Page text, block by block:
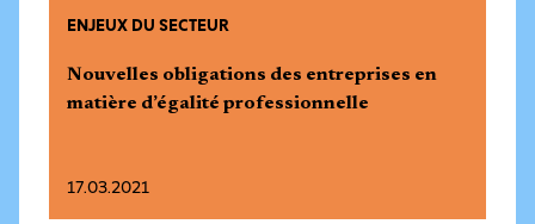
ENJEUX DU SECTEUR
Nouvelles obligations des entreprises en
matière d’égalité professionnelle
17.03.2021